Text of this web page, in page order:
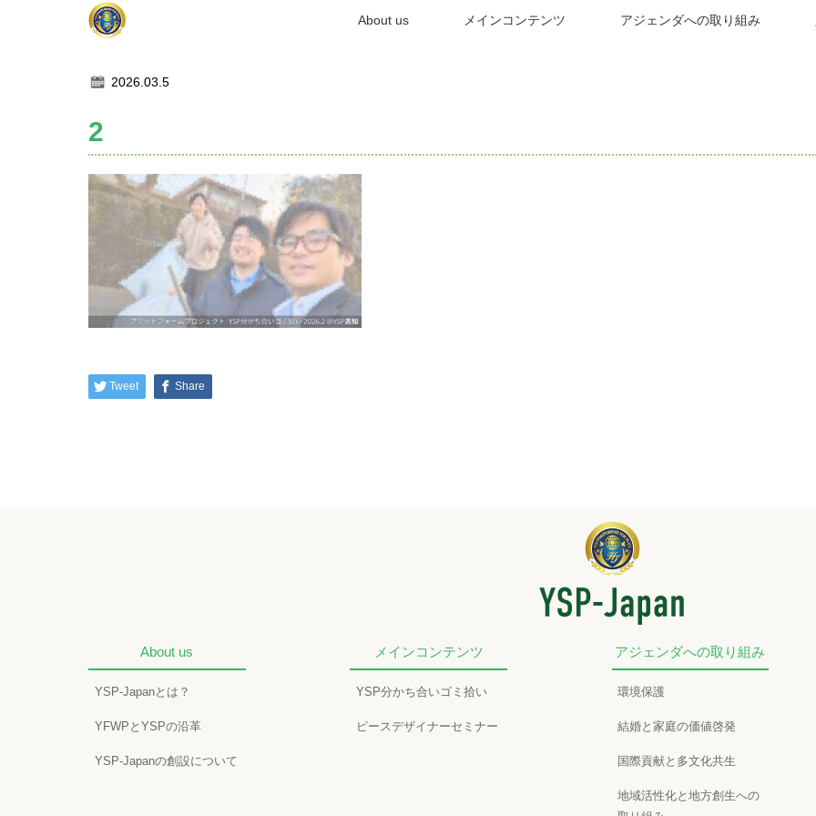
About us メインコンテンツ アジェンダへの取り組み
ホーム
2026.03.5
2
Tweet Share
About us
YSP-Japanとは？
YFWPとYSPの沿革
YSP-Japanの創設について
メインコンテンツ
YSP分かち合いゴミ拾い
ピースデザイナーセミナー
アジェンダへの取り組み
環境保護
結婚と家庭の価値啓発
国際貢献と多文化共生
地域活性化と地方創生への